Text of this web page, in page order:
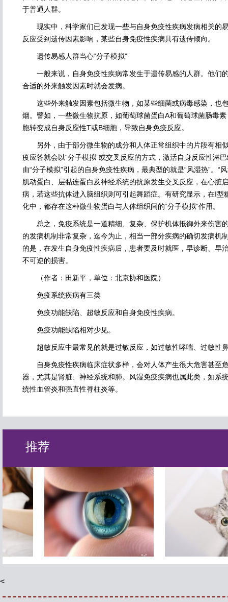
于普通人群。
现实中，科学家们已发现一些与自身免疫性疾病发病相关的
反应受到遗传因素影响，某些自身免疫性疾病具有遗传倾向。
遗传易感人群当心“分子模拟”
一般来说，自身免疫性疾病常发生于遗传易感的人群。他们
合适的外来触发因素时就会发病。
这些外来触发因素包括微生物，如某些细菌或病毒感染，也
烟。譬如，一些微生物抗原，如葡萄球菌蛋白A和葡萄球菌肠毒
胞转变成自身反应性T或B细胞，导致自身免疫反应。
另外，由于部分微生物的成分和人体正常组织中的片段有相
疫应答就会以“分子模拟”或交叉反应的方式，激活自身反应性淋
由“分子模拟”引起的自身免疫性疾病，最典型的就是“风湿热”。“
肌动蛋白、层黏连蛋白及神经系统的抗原发生交叉反应，在心脏
病，若这些抗体进入脑组织则可引起舞蹈症。有研究显示，在I型
化中，都存在这种微生物蛋白与人体组织间的“分子模拟”作用。
总之，免疫系统是一道精细、复杂、保护机体抵御外来伤害
的发病机制非常复杂，迄今为止，相当一部分疾病的确切发病机
的是，在发生自身免疫性疾病后，患者要及时就医，早诊断、早
不可逆的损害。
（作者：田新平，单位：北京协和医院）
免疫系统疾病有三类
免疫功能缺陷、超敏反应和自身免疫性疾病。
免疫功能缺陷相对少见。
超敏反应中最常见的就是过敏反应，如过敏性哮喘、过敏性
自身免疫性疾病临床症状多样，会对人体产生很大危害甚至
器，尤其是肾脏、神经系统和肺。风湿免疫疾病也属此类，如系
统性血管炎和强直性脊柱炎等。
推荐
<